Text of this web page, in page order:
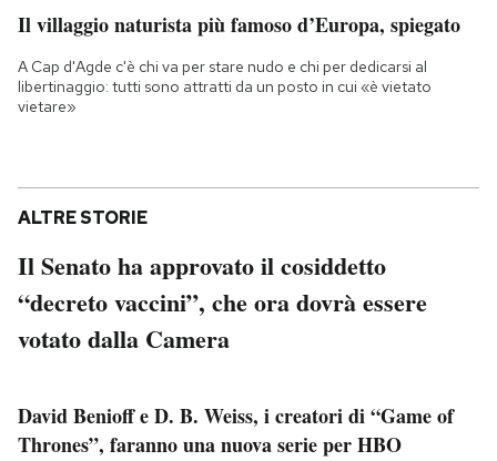
Il villaggio naturista più famoso d’Europa, spiegato
A Cap d'Agde c'è chi va per stare nudo e chi per dedicarsi al
libertinaggio: tutti sono attratti da un posto in cui «è vietato
vietare»
ALTRE STORIE
Il Senato ha approvato il cosiddetto
“decreto vaccini”, che ora dovrà essere
votato dalla Camera
David Benioff e D. B. Weiss, i creatori di “Game of
Thrones”, faranno una nuova serie per HBO